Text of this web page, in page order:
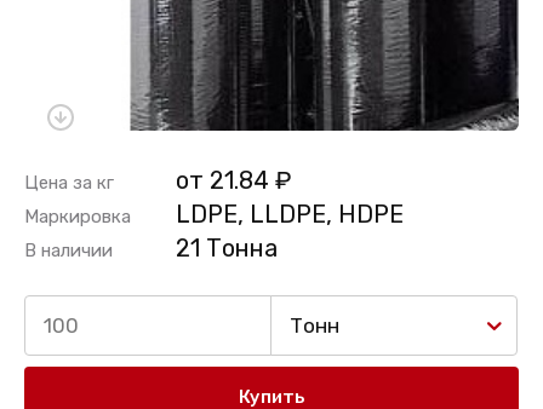
Цена за кг от 21.84 ₽
Маркировка LDPE, LLDPE, HDPE
В наличии 21 Тонна
Тонн
Купить